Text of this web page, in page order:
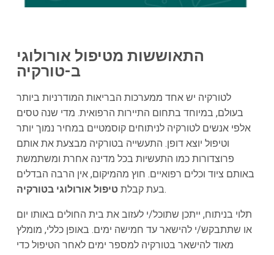
התאוששות מטיפול אורולוגי
ב-טורקיה
לטורקיה יש אחד ממערכות הבריאות המודרניות ביותר
בעולם, במיוחד בתחום התיירות הרפואית. מדי שנה טסים
אלפי אנשים לטורקיה לניתוחים קוסמטיים במחיר נמוך יותר
וטיפול יוצא דופן. התעשייה בטורקיה מבצעת את אותם
פרוצדורות כמו התעשיות בכל מדינה אחרת ומשתמשת
באותם ציוד וכלים רפואיים. חוץ מהמיקום, אין הרבה הבדלים
בעת קבלת טיפול אורולוגי בטורקיה .
תלוי בניתוח, ייתכן שתוכל/י לעזוב את בית החולים באותו יום
או שתתבקש/י להישאר עד חמישה ימים. באופן כללי, מומלץ
מאוד להישאר בטורקיה למספר ימים לאחר הטיפול כדי